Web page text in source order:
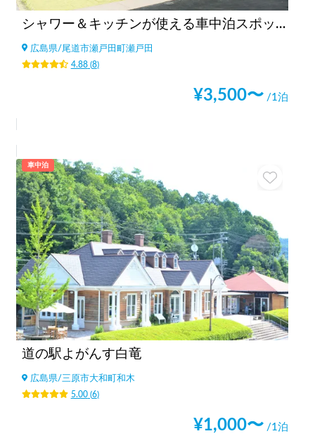
シャワー＆キッチンが使える車中泊スポットBONAPOOL
広島県/尾道市瀬戸田町瀬戸田
4.88(8)
¥3,500〜 /1泊
車中泊
道の駅よがんす白竜
広島県/ 三原市大和町和木
5.00(6)
¥1,000〜 /1泊